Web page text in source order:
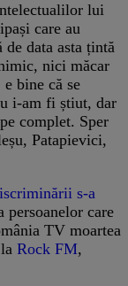
lui
care au
data asta țintă
nici măcar
bine că se
i-am fi știut, dar
complet. Sper
Patapievici,
s-a
persoanelor care
TV moartea
Rock FM,